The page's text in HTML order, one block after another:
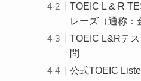
TOEIC L & R
レーズ（通称：
TOEIC L&Rテ
問
公式TOEIC